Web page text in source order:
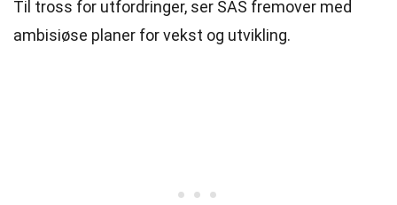
Til tross for utfordringer, ser SAS fremover med
ambisiøse planer for vekst og utvikling.